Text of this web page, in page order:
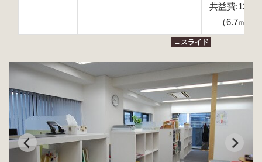
共益費
（6.7㎡窓
→スライド